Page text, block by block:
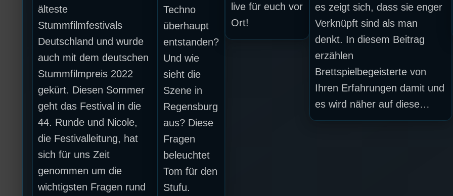
älteste
Stummfilmfestivals
Deutschland und wurde
auch mit dem deutschen
Stummfilmpreis 2022
gekürt. Diesen Sommer
geht das Festival in die
44. Runde und Nicole,
die Festivalleitung, hat
sich für uns Zeit
genommen um die
wichtigsten Fragen rund
Techno
überhaupt
entstanden?
Und wie
sieht die
Szene in
Regensburg
aus? Diese
Fragen
beleuchtet
Tom für den
Stufu.
live für euch vor
Ort!
es zeigt sich, dass sie enger
Verknüpft sind als man
denkt. In diesem Beitrag
erzählen
Brettspielbegeisterte von
Ihren Erfahrungen damit und
es wird näher auf diese…